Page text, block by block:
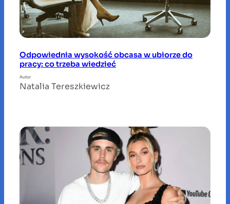
Odpowiednia wysokość obcasa w ubiorze do
pracy: co trzeba wiedzieć
Autor
Natalia Tereszkiewicz